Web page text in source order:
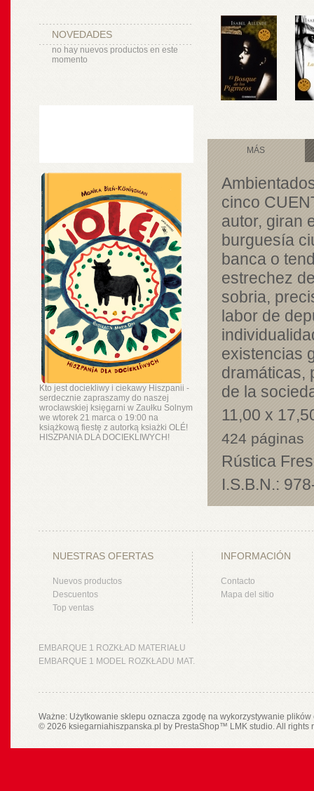
NOVEDADES
no hay nuevos productos en este
momento
Kto jest dociekliwy i ciekawy Hiszpanii -
serdecznie zapraszamy do naszej
wrocławskiej księgarni w Zaułku Solnym
we wtorek 21 marca o 19:00 na
książkową fiestę z autorką ksiażki OLÉ!
HISZPANIA DLA DOCIEKLIWYCH!
MÁS
cinco
autor, giran
burguesía
banca o
estrechez
sobria,
labor de
existencias
dramáticas,
de la
11,00 x
424 páginas
Rústica
I.S.B.N.:
NUESTRAS OFERTAS
Nuevos productos
Descuentos
Top ventas
INFORMACIÓN
Contacto
Mapa del sitio
EMBARQUE 1 ROZKŁAD MATERIAŁU
EMBARQUE 1 MODEL ROZKŁADU MAT.
Ważne: Użytkowanie sklepu oznacza zgodę na wykorzystywanie
© 2026 ksiegarniahiszpanska.pl by PrestaShop™ LMK studio. All rights